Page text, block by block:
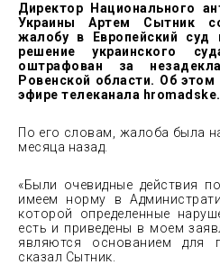
Директор Национального
Украины Артем Сытник
жалобу в Европейский суд
решение украинского
оштрафован за
Ровенской области. Об
эфире телеканала hromadske.
По его словам, жалоба была
месяца назад.
«Были очевидные действия
имеем норму в
которой определенные
есть и приведены в моем
являются основанием для
сказал Сытник.